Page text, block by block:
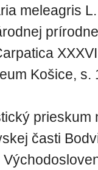
meleagris
Košice, s.
prieskum
časti